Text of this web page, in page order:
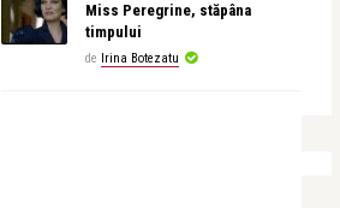
Miss Peregrine, stăpâna
timpului
de Irina Botezatu